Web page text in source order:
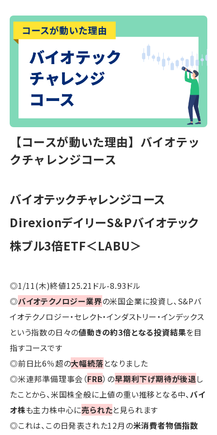
【コースが動いた理由】バイオテッ
クチャレンジコース
バイオテックチャレンジコース
DirexionデイリーS＆Pバイオテック
株ブル3倍ETF＜LABU＞
◎1/11(木)終値125.21ドル-8.93ドル
◎バイオテクノロジー業界の米国企業に投資し、S&Pバ
イオテクノロジー・セレクト・インダストリー・インデックス
という指数の日々の値動きの約3倍となる投資結果を目
指すコースです
◎前日比6％超の大幅続落となりました
◎米連邦準備理事会（FRB）の早期利下げ期待が後退し
たことから、米国株全般に上値の重い推移となる中、 バイ
オ株も主力株中心に売られたと見られます
◎これは、この日発表された12月の米消費者物価指数